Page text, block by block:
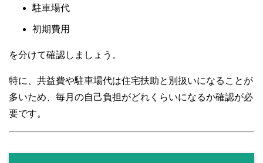
駐車場代
初期費用
を分けて確認しましょう。
特に、共益費や駐車場代は住宅扶助と別扱いになることが
多いため、毎月の自己負担がどれくらいになるか確認が必
要です。